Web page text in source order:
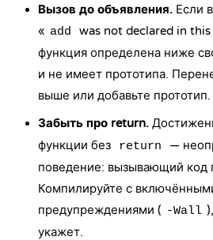
Вызов до объявления. Если
« add
was not declared in this
функция определена ниже
и не имеет прототипа.
выше или добавьте прототип.
Забыть про return.
функции без
return —
поведение: вызывающий код
Компилируйте с
предупреждениями ( -Wall
укажет.